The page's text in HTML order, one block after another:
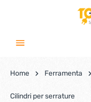
Home Ferramenta
Cilindri per serrature